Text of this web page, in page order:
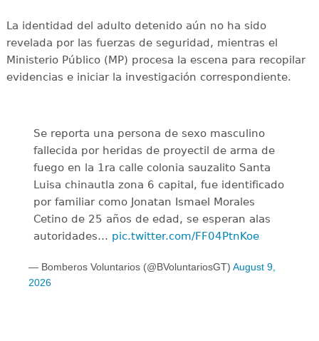
La identidad del adulto detenido aún no ha sido
revelada por las fuerzas de seguridad, mientras el
Ministerio Público (MP) procesa la escena para recopilar
evidencias e iniciar la investigación correspondiente.
Se reporta una persona de sexo masculino
fallecida por heridas de proyectil de arma de
fuego en la 1ra calle colonia sauzalito Santa
Luisa chinautla zona 6 capital, fue identificado
por familiar como Jonatan Ismael Morales
Cetino de 25 años de edad, se esperan alas
autoridades… pic.twitter.com/FF04PtnKoe
— Bomberos Voluntarios (@BVoluntariosGT) August 9,
2026